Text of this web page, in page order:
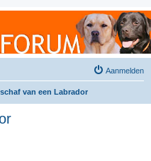
België!
Aanmelden
van een Labrador